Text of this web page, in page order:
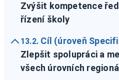
Zvýšit kompetence
řízení školy
13.2. Cíl (úroveň
Zlepšit spolupráci a
všech úrovních